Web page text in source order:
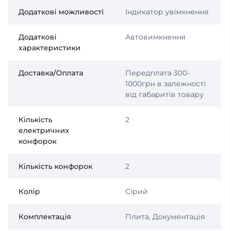
Додаткові можливості Індикатор увімкнення
Додаткові
характеристики
Автовимкнення
Доставка/Оплата
Передплата 300-
1000грн в залежності
від габаритів товару
Кількість
електричних
конфорок
2
Кількість конфорок 2
Колір Сірий
Комплектація Плита, Документація